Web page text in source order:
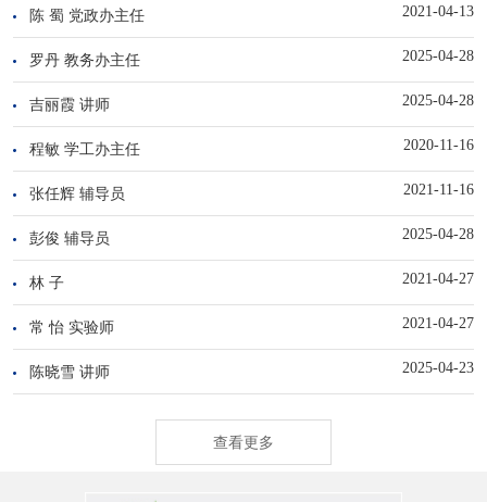
陈 蜀 党政办主任 2021-04-13
罗丹 教务办主任 2025-04-28
吉丽霞 讲师 2025-04-28
程敏 学工办主任 2020-11-16
张任辉 辅导员 2021-11-16
彭俊 辅导员 2025-04-28
林 子 2021-04-27
常 怡 实验师 2021-04-27
陈晓雪 讲师 2025-04-23
查看更多